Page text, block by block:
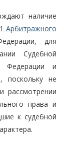
наличие
Арбитражного
для
Судебной
Федерации и
поскольку не
рассмотрении
права и
к судебной